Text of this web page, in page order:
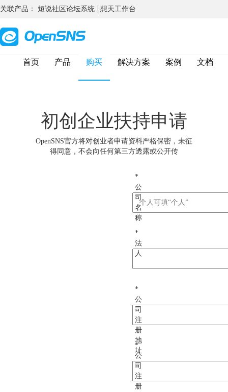
关联产品： 短说社区论坛系统 想天工作台
首页 产品 购买 解决方案 案例 文档
初创企业扶持申请
OpenSNS官方将对创业者申请资料严格保密，未征
得同意，不会向任何第三方透露或公开传
*
公
司
名
称
*
法
人
*
公
司
注
册
地
址
*
公
司
注
册